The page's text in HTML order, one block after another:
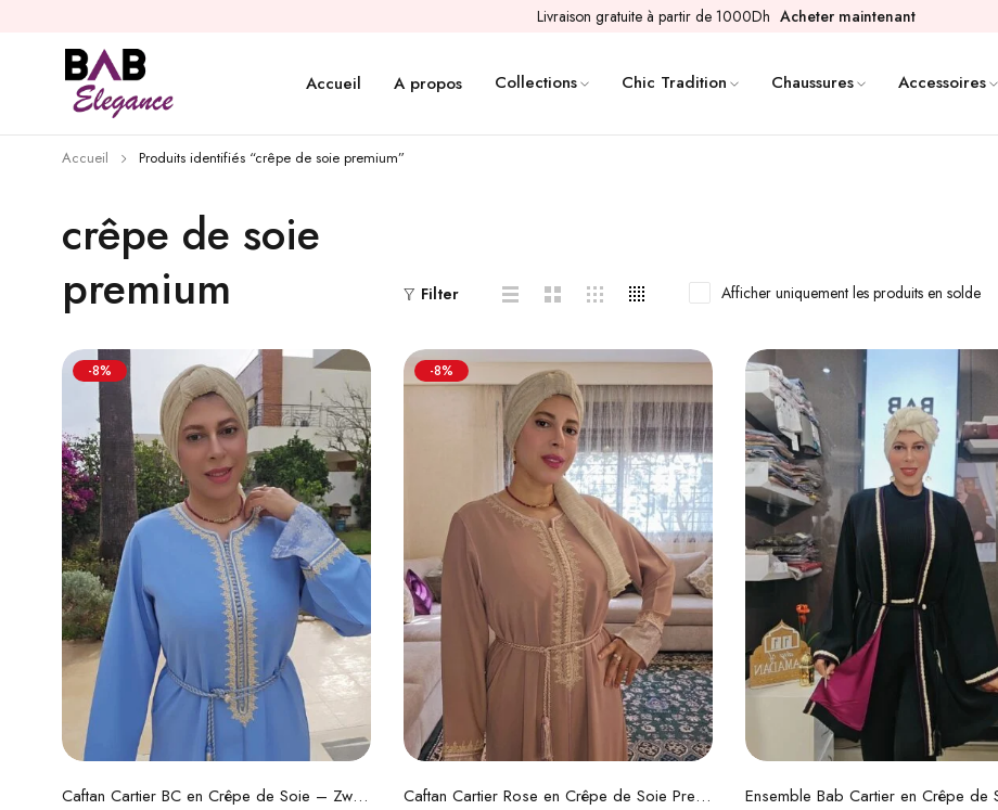
Livraison gratuite à partir de 1000Dh Acheter maintenant
Accueil A propos Collections Chic Tradition Chaussures Accessoires
crêpe de soie
premium
Accueil Produits identifiés “crêpe de soie premium”
Filter Afficher uniquement les produits en solde
-8%
Choix des options
Caftan Cartier BC en Crêpe de Soie – Zwaak Maâlem et Ceinture en Soie
-8%
Ajouter au panier
Caftan Cartier Rose en Crêpe de Soie Premium
Choix des options